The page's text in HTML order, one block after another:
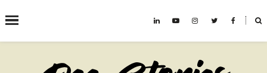
˟
Search This Blog